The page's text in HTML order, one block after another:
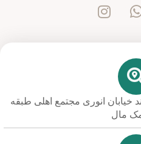
خیابان انوری مجتمع اهلی طبقه
مال